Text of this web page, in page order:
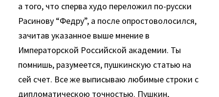
а того, что сперва худо переложил по-русски
Расинову “Федру”, а после опростоволосился,
зачитав указанное выше мнение в
Императорской Российской академии. Ты
помнишь, разумеется, пушкинскую статью на
сей счет. Все же выписываю любимые строки с
дипломатическою точностью. Пушкин,